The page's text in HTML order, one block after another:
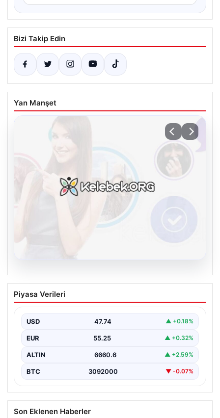
Bizi Takip Edin
Yan Manşet
Kelebek.Org İle Dijital İletişimin Güvenli
Adresi Ve Muhabbet Deneyimi
oluşturması ciddi bir hassasiyet barındırmaktadır.
Günümüzde birçok…
Piyasa Verileri
USD 47.74 ▲ +0.18%
EUR 55.25 ▲ +0.32%
ALTIN 6660.6 ▲ +2.59%
BTC 3092000 ▼ -0.07%
Son Eklenen Haberler